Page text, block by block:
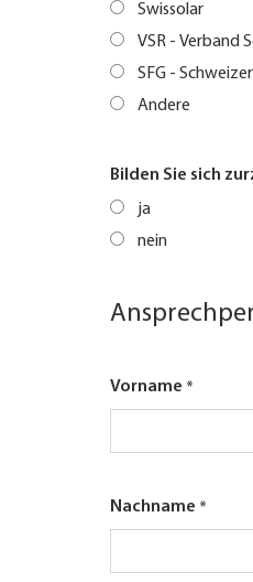
Swissolar
VSR - Verband
SFG -
Andere
Bilden Sie sich
ja
nein
Vorname
Nachname